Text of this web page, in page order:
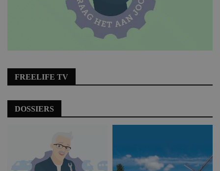
FREELIFE TV
DOSSIERS